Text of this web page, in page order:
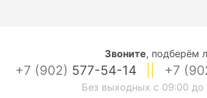
Звоните, подберём
+7 (902) 577-54-14 +7
Без выходных с 09:00 до